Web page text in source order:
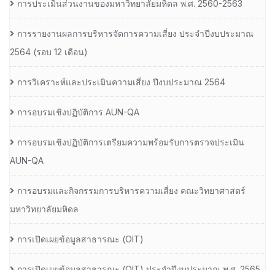
การประเมินส่วนงานของมหาวิทยาลัยมหิดล พ.ศ. 2560-2563
การรายงานผลการบริหารจัดการความเสี่ยง ประจำปีงบประมาณ
2564 (รอบ 12 เดือน)
การวิเคราะห์และประเมินความเสี่ยง ปีงบประมาณ 2564
การอบรมเชิงปฏิบัติการ AUN-QA
การอบรมเชิงปฏิบัติการเตรียมความพร้อมรับการตรวจประเมิน
AUN-QA
การอบรมและกิจกรรมการบริหารความเสี่ยง คณะวิทยาศาสตร์
มหาวิทยาลัยมหิดล
การเปิดเผยข้อมูลสาธารณะ (OIT)